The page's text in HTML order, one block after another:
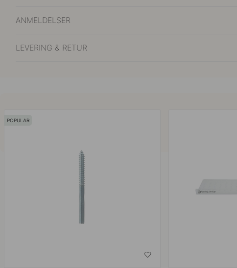
ANMELDELSER
LEVERING & RETUR
POPULAR